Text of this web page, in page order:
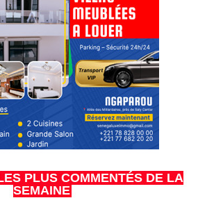
PLUS COMMENTÉS DE LA
SEMAINE